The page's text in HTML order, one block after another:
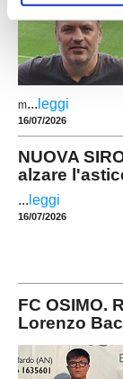
m... leggi
16/07/2026
NUOVA
alzare
... leggi
16/07/2026
FC OSIMO.
Lorenzo